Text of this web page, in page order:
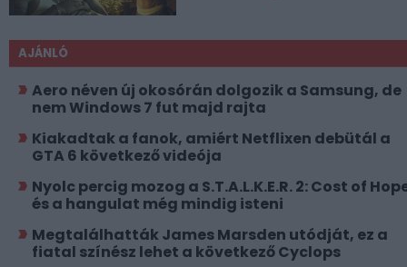
AJÁNLÓ
Aero néven új okosórán dolgozik a Samsung, de
nem Windows 7 fut majd rajta
Kiakadtak a fanok, amiért Netflixen debütál a
GTA 6 következő videója
Nyolc percig mozog a S.T.A.L.K.E.R. 2: Cost of
és a hangulat még mindig isteni
Megtalálhatták James Marsden utódját, ez a
fiatal színész lehet a következő Cyclops